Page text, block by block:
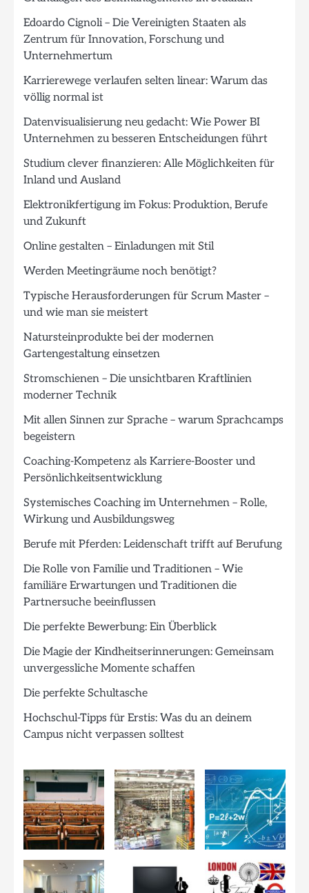
Edoardo Cignoli – Die Vereinigten Staaten als
Zentrum für Innovation, Forschung und
Unternehmertum
Karrierewege verlaufen selten linear: Warum das
völlig normal ist
Datenvisualisierung neu gedacht: Wie Power BI
Unternehmen zu besseren Entscheidungen führt
Studium clever finanzieren: Alle Möglichkeiten für
Inland und Ausland
Elektronikfertigung im Fokus: Produktion, Berufe
und Zukunft
Online gestalten – Einladungen mit Stil
Werden Meetingräume noch benötigt?
Typische Herausforderungen für Scrum Master –
und wie man sie meistert
Natursteinprodukte bei der modernen
Gartengestaltung einsetzen
Stromschienen – Die unsichtbaren Kraftlinien
moderner Technik
Mit allen Sinnen zur Sprache – warum Sprachcamps
begeistern
Coaching-Kompetenz als Karriere-Booster und
Persönlichkeitsentwicklung
Systemisches Coaching im Unternehmen – Rolle,
Wirkung und Ausbildungsweg
Berufe mit Pferden: Leidenschaft trifft auf Berufung
Die Rolle von Familie und Traditionen – Wie
familiäre Erwartungen und Traditionen die
Partnersuche beeinflussen
Die perfekte Bewerbung: Ein Überblick
Die Magie der Kindheitserinnerungen: Gemeinsam
unvergessliche Momente schaffen
Die perfekte Schultasche
Hochschul-Tipps für Erstis: Was du an deinem
Campus nicht verpassen solltest